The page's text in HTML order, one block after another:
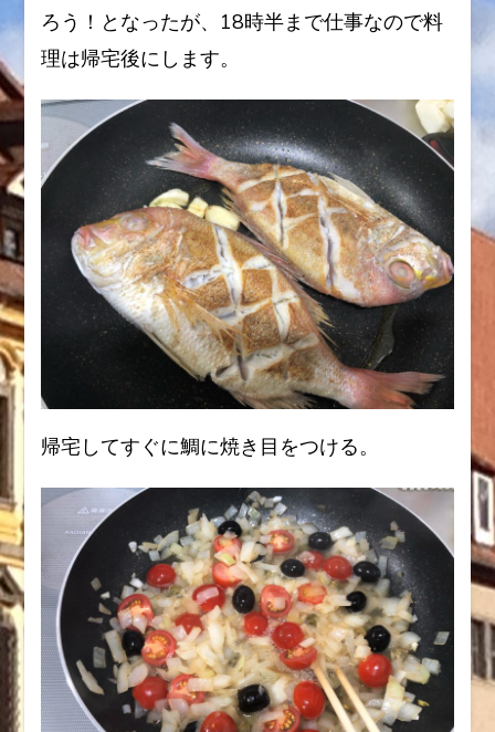
ろう！となったが、18時半まで仕事なので料
理は帰宅後にします。
帰宅してすぐに鯛に焼き目をつける。